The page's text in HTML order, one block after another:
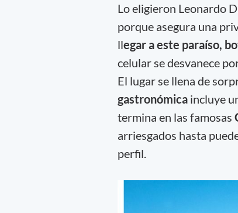
Lo eligieron Leonardo
porque asegura una
llegar a este paraíso,
celular se desvanece
El lugar se llena de
gastronómicaincluye
termina en las famosas
arriesgados hasta
perfil.